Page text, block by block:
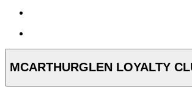
MCARTHURGLEN LOYALTY